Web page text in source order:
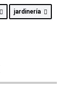
jardinería